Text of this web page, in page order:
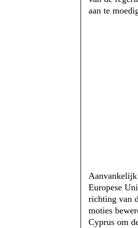
aan te
Aanvankelijk
Europese
richting van
moties
Cyprus om